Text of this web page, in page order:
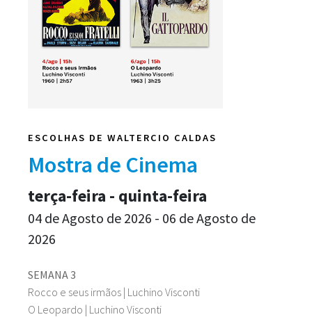
ESCOLHAS DE WALTERCIO CALDAS
Mostra de Cinema
SEMANA 3
Rocco e seus irmãos | Luchino Visconti
O Leopardo | Luchino Visconti
terça-feira - quinta-feira
04 de Agosto de 2026 - 06 de Agosto de
2026